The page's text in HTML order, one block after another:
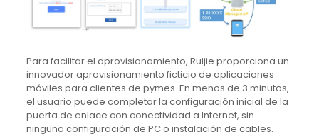
Para facilitar el aprovisionamiento, Ruijie proporciona un
innovador aprovisionamiento ficticio de aplicaciones
móviles para clientes de pymes. En menos de 3 minutos,
el usuario puede completar la configuración inicial de la
puerta de enlace con conectividad a Internet, sin
ninguna configuración de PC o instalación de cables.